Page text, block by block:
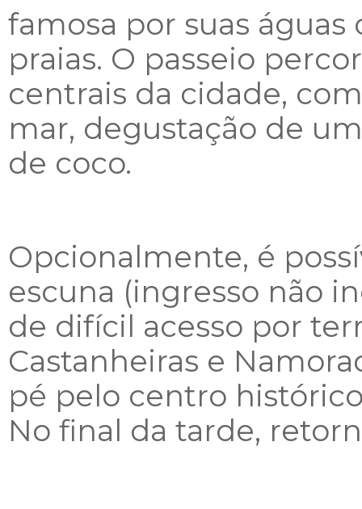
famosa por suas
praias. O passeio
centrais da cidade,
mar, degustação de
de coco.
Opcionalmente, é
escuna (ingresso não
de difícil acesso por
Castanheiras e
pé pelo centro
No final da tarde,